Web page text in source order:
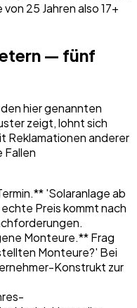
25 Jahren also 17+
— fünf
hier genannten
zeigt, lohnt sich
Reklamationen anderer
Fallen
'Solaranlage ab
Preis kommt nach
Monteure.** Frag
Monteure?' Bei
Konstrukt zur